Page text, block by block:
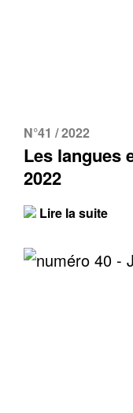
N°41 / 2022
Les langues
2022
Lire la suite